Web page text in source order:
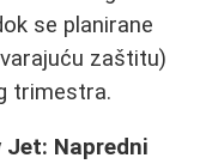
se planirane
zaštitu)
trimestra.
Jet: Napredni